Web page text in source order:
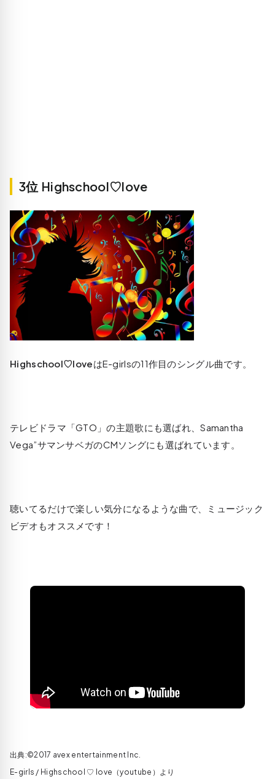
3位 Highschool♡love
Highschool♡loveはE-girlsの11作目のシングル曲です。
テレビドラマ「GTO」の主題歌にも選ばれ、Samantha
Vega”サマンサベガのCMソングにも選ばれています。
聴いてるだけで楽しい気分になるような曲で、ミュージック
ビデオもオススメです！
出典:©2017 avex entertainment Inc.
E-girls / Highschool ♡ love（youtube）より